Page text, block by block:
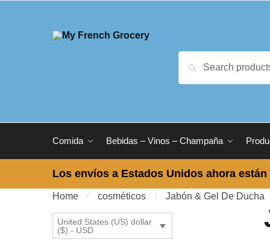
Search
Comida Bebidas – Vinos – Champaña
Los envíos a Estados Unidos ahora
Home / cosméticos / Jabón & Gel De Ducha
United States (US) dollar
($) - USD